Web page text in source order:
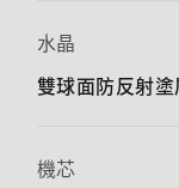
水晶
雙球面防反射
機芯